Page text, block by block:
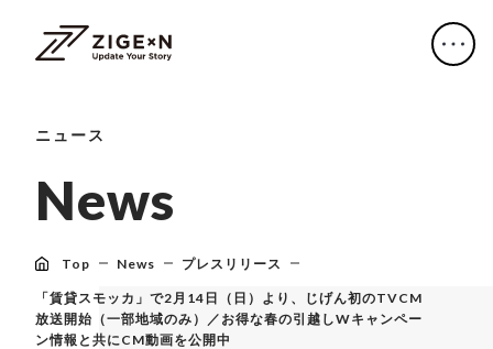
ニュース
News
Top News プレスリリース
「賃貸スモッカ」で2月14日（日）より、じげん初のTVCM
放送開始（一部地域のみ）／お得な春の引越しWキャンペー
ン情報と共にCM動画を公開中